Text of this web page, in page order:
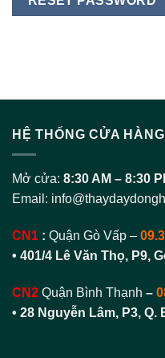
HỆ THỐNG CỬA HÀNG
Mở cửa: 8:30 AM – 8:30
Email:
CN1 : Quận Gò Vấp –
• 401/4 Lê Văn Thọ, P9,
CN2 Quận Bình Thạnh –
• 28 Nguyễn Lâm, P3, Q.